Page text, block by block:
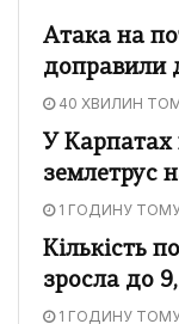
Атака на
доправили
40 ХВИЛИН
У Карпатах
землетрус
1 ГОДИНУ
Кількість
зросла до
1 ГОДИНУ